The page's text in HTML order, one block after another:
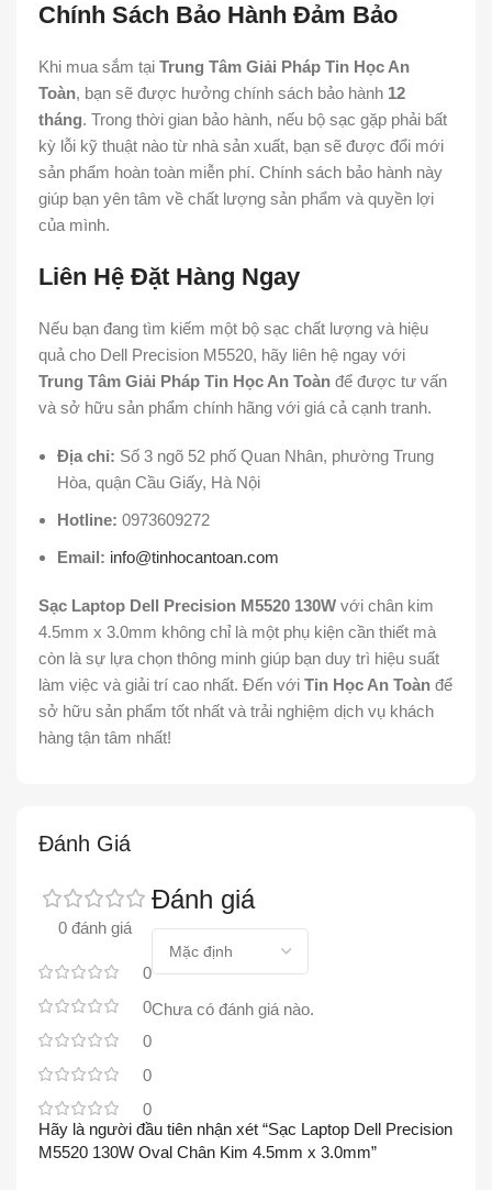
Chính Sách Bảo Hành Đảm Bảo
Khi mua sắm tại Trung Tâm Giải Pháp Tin Học An
Toàn, bạn sẽ được hưởng chính sách bảo hành 12
tháng. Trong thời gian bảo hành, nếu bộ sạc gặp phải bất
kỳ lỗi kỹ thuật nào từ nhà sản xuất, bạn sẽ được đổi mới
sản phẩm hoàn toàn miễn phí. Chính sách bảo hành này
giúp bạn yên tâm về chất lượng sản phẩm và quyền lợi
của mình.
Liên Hệ Đặt Hàng Ngay
Nếu bạn đang tìm kiếm một bộ sạc chất lượng và hiệu
quả cho Dell Precision M5520, hãy liên hệ ngay với
Trung Tâm Giải Pháp Tin Học An Toàn để được tư vấn
và sở hữu sản phẩm chính hãng với giá cả cạnh tranh.
Địa chỉ: Số 3 ngõ 52 phố Quan Nhân, phường Trung
Hòa, quận Cầu Giấy, Hà Nội
Hotline: 0973609272
Email: info@tinhocantoan.com
Sạc Laptop Dell Precision M5520 130W với chân kim
4.5mm x 3.0mm không chỉ là một phụ kiện cần thiết mà
còn là sự lựa chọn thông minh giúp bạn duy trì hiệu suất
làm việc và giải trí cao nhất. Đến với Tin Học An Toàn để
sở hữu sản phẩm tốt nhất và trải nghiệm dịch vụ khách
hàng tận tâm nhất!
Đánh Giá
0 đánh giá
0
0
0
0
0
Đánh giá
Chưa có đánh giá nào.
Hãy là người đầu tiên nhận xét “Sạc Laptop Dell Precision
M5520 130W Oval Chân Kim 4.5mm x 3.0mm”